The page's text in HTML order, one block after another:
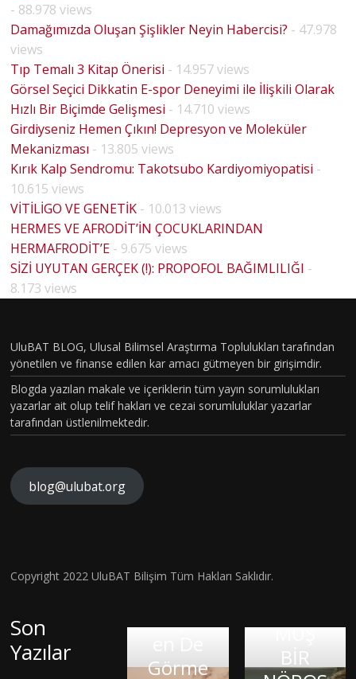
- 88.978 views
Damağımızda Oluşan Şişlikler Neyin Habercisi? - 47.978
views
Tıp Temalı 3 Kitap Önerisi - 14.957 views
Görsel Seçici Dikkatin E-spor Deneyimi ile İlişkili Olarak
Hızlı Bir Biçimde Gelişmesi - 14.710 views
Girdiyseniz Hemen Çıkın! Depresyon ve Moleküler
Mekanizması - 13.805 views
Kırık Kalp Sendromu: Takotsubo Kardiyomiyopatisi -
10.615 views
VİTİLİGO VE GENETİK - 10.013 views
HERMES VE AFRODİT’İN ÇOCUKLARINDAN
HERMAFRODİT’E - 9.675 views
SİZİ UYUTAN GERÇEK (!): PROPOFOL BAĞIMLILIĞI -
8.173 views
UluBAT BLOG, Ulusal Bilimsel Araştırma Toplulukları tarafından
yönetilen ve finanse edilen kar amacı gütmeyen bir girişimdir.
Blogda yazılan makale ve içeriklerin tüm yayın sorumlulukları
yazarlar ait olup telif hakları ve cezai sorumluluklar yazarlar
tarafından üstlenilmektedir.
blog@ulubat.org
Copyright 2022 UluBAT Bilişim Tüm Hakları Saklıdır.
Son
Yazılar
Hava
Gerçekt
en De
Görme
İnsan:
Robot
Organiz
KIRIK
HOUSE
MD
BÖLÜM
VAKASI
GERÇEK
OLDU :
TÜRKİY
KTANISI
MUŞ
BİR
Milet